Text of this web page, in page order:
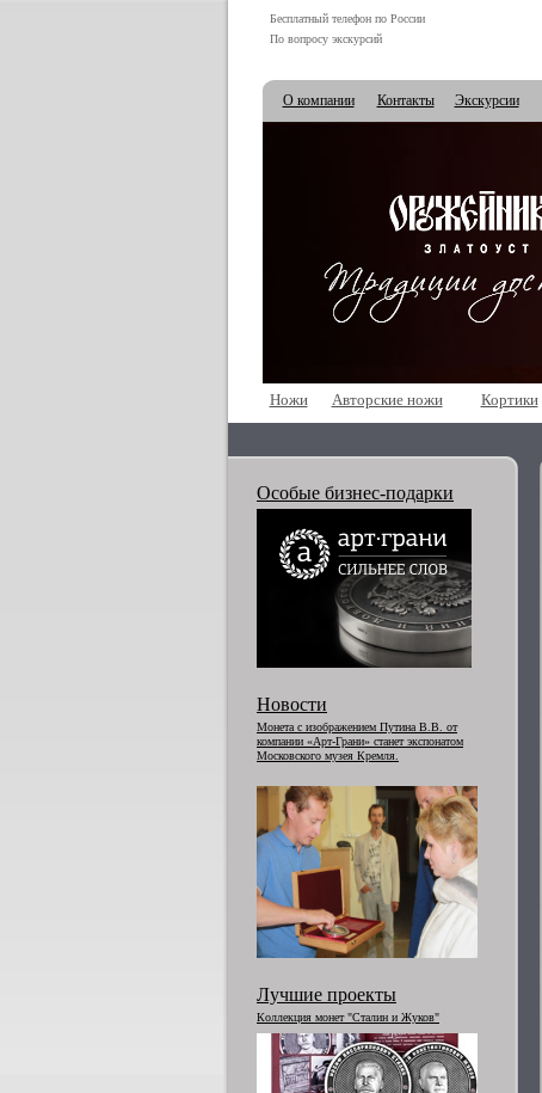
Бесплатный телефон по России
По вопросу экскурсий
О компании Контакты Экскурсии
Ножи Авторские ножи Кортики
Особые бизнес-подарки
Новости
Монета с изображением Путина В.В. от
компании «Арт-Грани» станет экспонатом
Московского музея Кремля.
Лучшие проекты
Коллекция монет "Сталин и Жуков"